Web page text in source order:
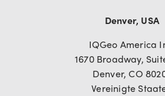
Denver, USA
IQGeo America
1670 Broadway,
Denver, CO
Vereinigte